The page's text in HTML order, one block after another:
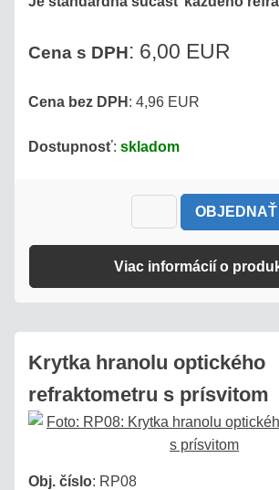
Cena s DPH: 6,00 EUR
Cena bez DPH : 4,96 EUR
Dostupnosť: skladom
OBJEDNAŤ
Viac informácií o
Krytka hranolu optického
refraktometru s prísvitom
Obj. číslo: RP08